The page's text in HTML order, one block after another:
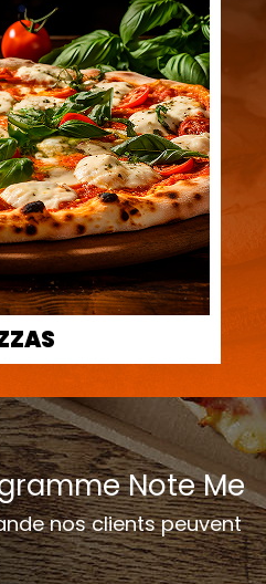
Note Me
nos clients peuvent